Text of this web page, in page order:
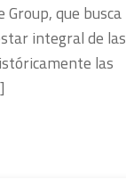
que busca
integral de las
las